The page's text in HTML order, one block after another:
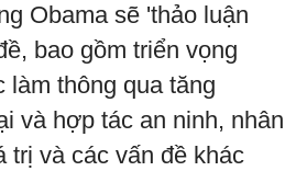
Obama sẽ 'thảo luận
bao gồm triển vọng
làm thông qua tăng
và hợp tác an ninh, nhân
trị và các vấn đề khác